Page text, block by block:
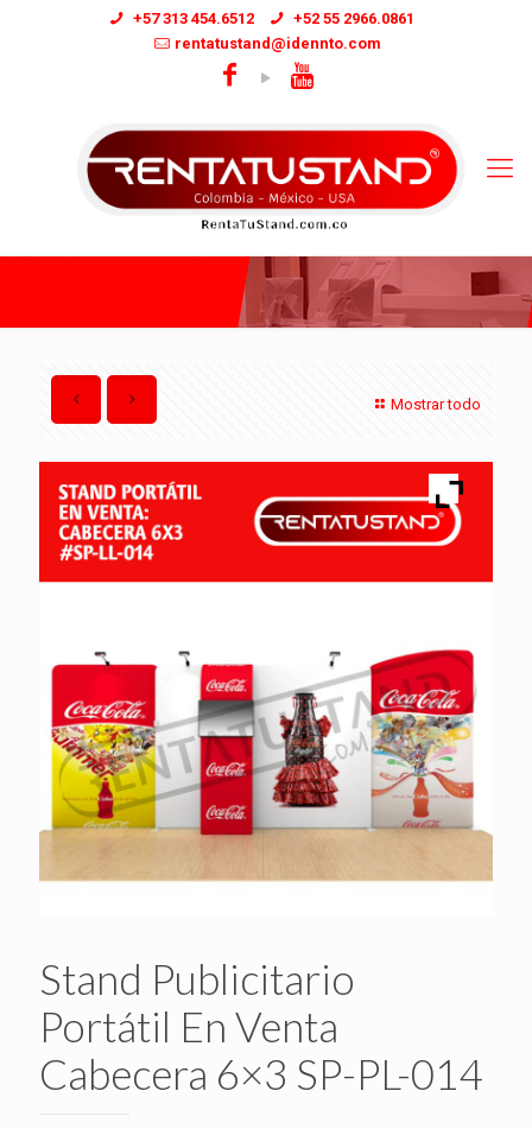
+57 313 454.6512
+52 55 2966.0861
rentatustand@idennto.com
Mostrar todo
Stand Publicitario
Portátil En Venta
Cabecera 6×3 SP-PL-014